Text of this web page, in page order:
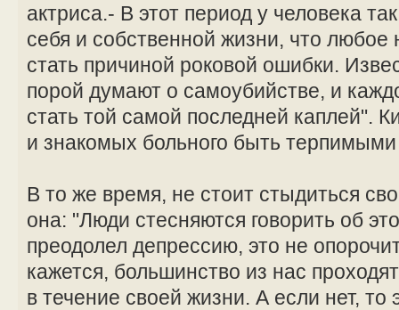
актриса.- В этот период у человека
себя и собственной жизни, что
стать причиной роковой ошибки.
порой думают о самоубийстве, и
стать той самой последней каплей".
и знакомых больного быть
В то же время, не стоит стыдиться
она: "Люди стесняются говорить об
преодолел депрессию, это не
кажется, большинство из нас
в течение своей жизни. А если нет, то